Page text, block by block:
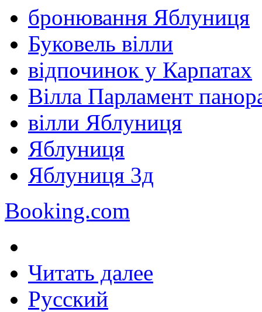
бронювання Яблуниця
Буковель вілли
відпочинок у Карпатах
Вілла Парламент
вілли Яблуниця
Яблуниця
Яблуниця 3д
Booking.com
Читать далее
Русский